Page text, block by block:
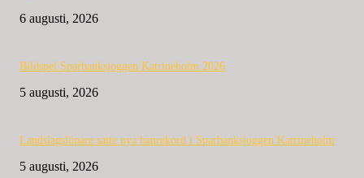
6 augusti, 2026
Bildspel Sparbanksjoggen Katrineholm 2026
5 augusti, 2026
Landslagslöpare satte nya banrekord i Sparbanksjoggen Katrineholm
5 augusti, 2026